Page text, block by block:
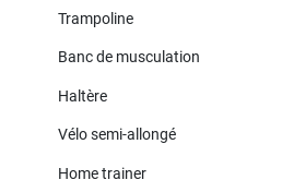
Trampoline
Banc de musculation
Haltère
Vélo semi-allongé
Home trainer